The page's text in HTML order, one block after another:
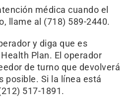
médica cuando el
llame al (718) 589-2440.
y diga que es
Plan. El operador
de turno que devolverá
posible. Si la línea está
517-1891.